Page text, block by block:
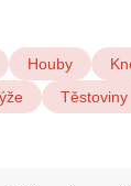
Houby
Těstoviny